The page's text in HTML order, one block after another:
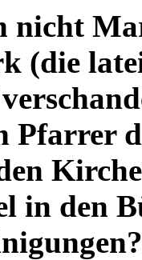
nicht
(die
Pfarrer
in den